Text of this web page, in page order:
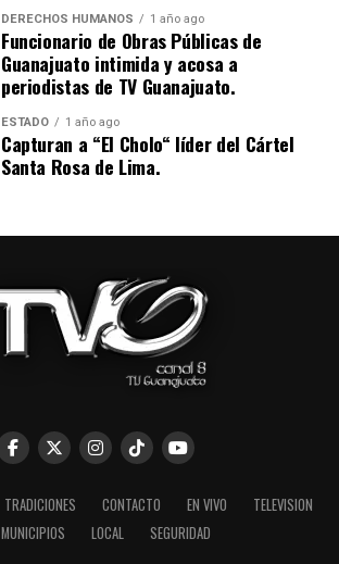
DERECHOS HUMANOS 1 año ago
Funcionario de Obras Públicas de
Guanajuato intimida y acosa a
periodistas de TV Guanajuato.
ESTADO 1 año ago
Capturan a “El Cholo“ líder del Cártel
Santa Rosa de Lima.
TRADICIONES CONTACTO EN VIVO
TELEVISION
MUNICIPIOS
LOCAL SEGURIDAD